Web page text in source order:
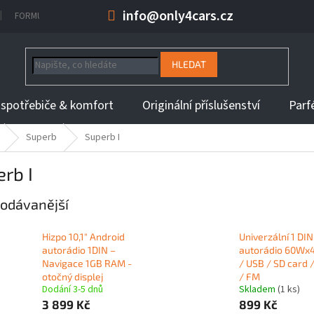
info@only4cars.cz
FORMULÁŘ NA ODSTOUPENÍ OD KUPNÍ SMLOUVY INFORMACE K DOBĚ
HLEDAT
& komfort Originální příslušenství
Superb Superb I
I
Hizpo 10,1" Android
autorádio 1DIN –
Navigace 1GB RAM -
otočný displej
Dodání 3-5 dnů
3 899 Kč
Univerzální 1 DIN
autorádio
/ USB / SD card
/ FM
Skladem (1 ks)
899 Kč